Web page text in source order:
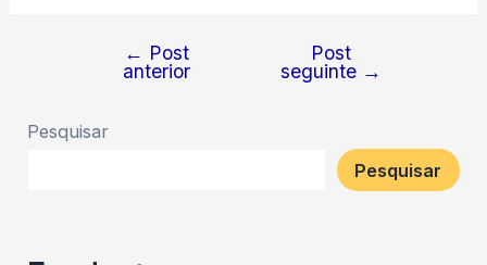
Navegação
Post
← Post
anterior
Post
seguinte →
Pesquisar
Pesquisar